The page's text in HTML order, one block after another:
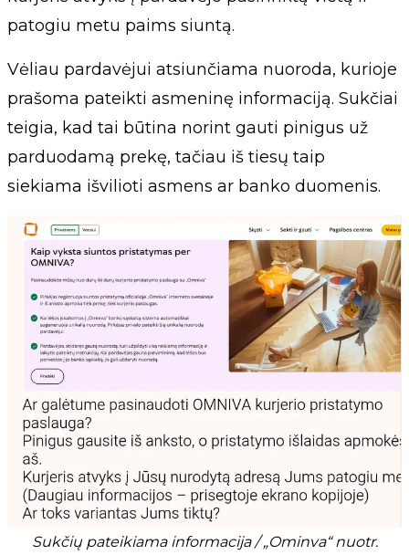
patogiu metu paims siuntą.
Vėliau pardavėjui atsiunčiama nuoroda, kurioje
prašoma pateikti asmeninę informaciją. Sukčiai
teigia, kad tai būtina norint gauti pinigus už
parduodamą prekę, tačiau iš tiesų taip
siekiama išvilioti asmens ar banko duomenis.
Sukčių pateikiama informacija / „Ominva“ nuotr.